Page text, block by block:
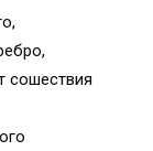
сошествия